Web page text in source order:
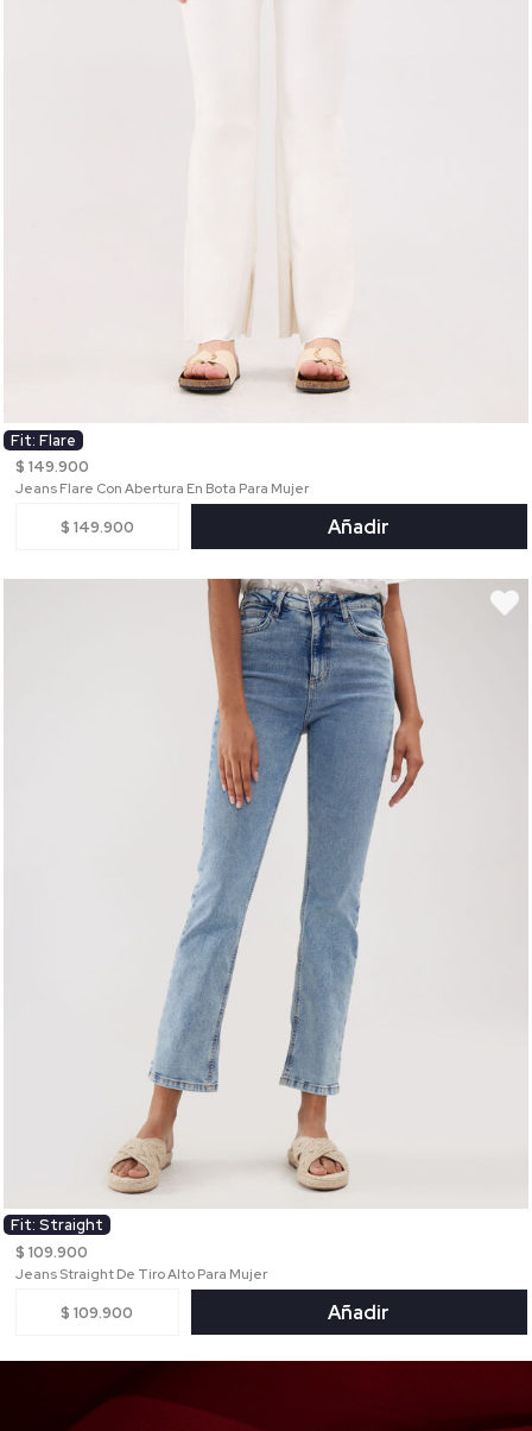
Fit: Flare
$ 149.900
Jeans Flare Con Abertura En Bota Para Mujer
$ 149.900 Añadir
Fit: Straight
$ 109.900
Jeans Straight De Tiro Alto Para Mujer
$ 109.900 Añadir